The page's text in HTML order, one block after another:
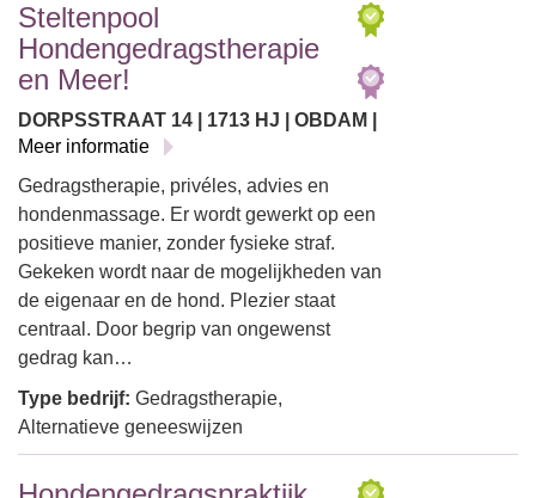
Steltenpool
Hondengedragstherapie
en Meer!
DORPSSTRAAT 14 | 1713 HJ | OBDAM |
Meer informatie
Gedragstherapie, privéles, advies en
hondenmassage. Er wordt gewerkt op een
positieve manier, zonder fysieke straf.
Gekeken wordt naar de mogelijkheden van
de eigenaar en de hond. Plezier staat
centraal. Door begrip van ongewenst
gedrag kan…
Type bedrijf: Gedragstherapie,
Alternatieve geneeswijzen